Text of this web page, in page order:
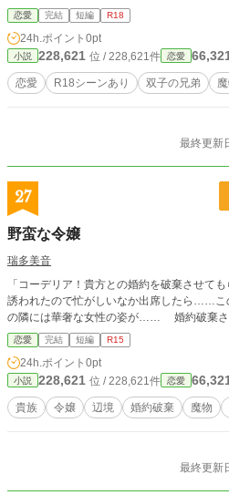
恋愛 完結 短編 R18
24h.ポイント 0pt
小説 228,621 位 / 228,621件 恋愛
恋愛 R18シーンあり 双子の兄弟
最終更新
27
野蛮な令嬢
瑞多美音
「コーデリア！貴方との婚約を破棄させてもらう！」 珍しく婚
誘われたので忙がしいなか出席したら
の隣には華奢な女性
恋愛 完結 短編 R15
24h.ポイント 0pt
小説 228,621 位 / 228,621件 恋愛
貴族 令嬢 辺境 婚約破棄 魔物
最終更新